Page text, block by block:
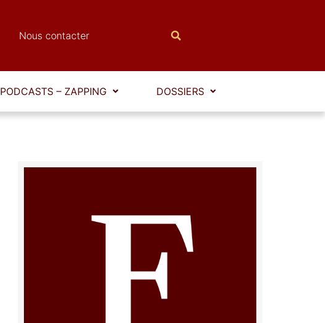
Nous contacter
PODCASTS – ZAPPING DOSSIERS